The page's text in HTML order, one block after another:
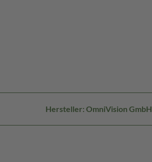
Hersteller: OmniVision GmbH